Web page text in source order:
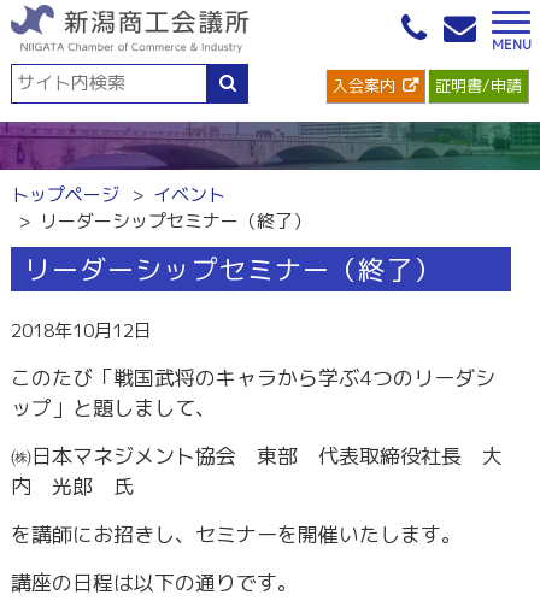
入会案内 証明書/申請
トップページ
イベント
リーダーシップセミナー（終了）
リーダーシップセミナー（終了）
2018年10月12日
このたび「戦国武将のキャラから学ぶ4つのリーダシ
ップ」と題しまして、
㈱日本マネジメント協会 東部 代表取締役社長 大
内 光郎 氏
を講師にお招きし、セミナーを開催いたします。
講座の日程は以下の通りです。